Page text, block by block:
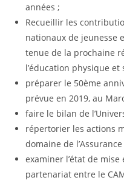
années ;
Recueillir les
nationaux de jeunesse
tenue de la prochaine
l’éducation physique et
préparer le 50ème
prévue en 2019, au
faire le bilan de
répertorier les actions
domaine de
examiner l’état de
partenariat entre le